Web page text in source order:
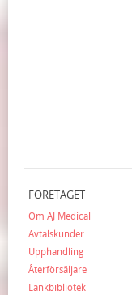
FÖRETAGET
Om AJ Medical
Avtalskunder
Upphandling
Återförsäljare
Länkbibliotek